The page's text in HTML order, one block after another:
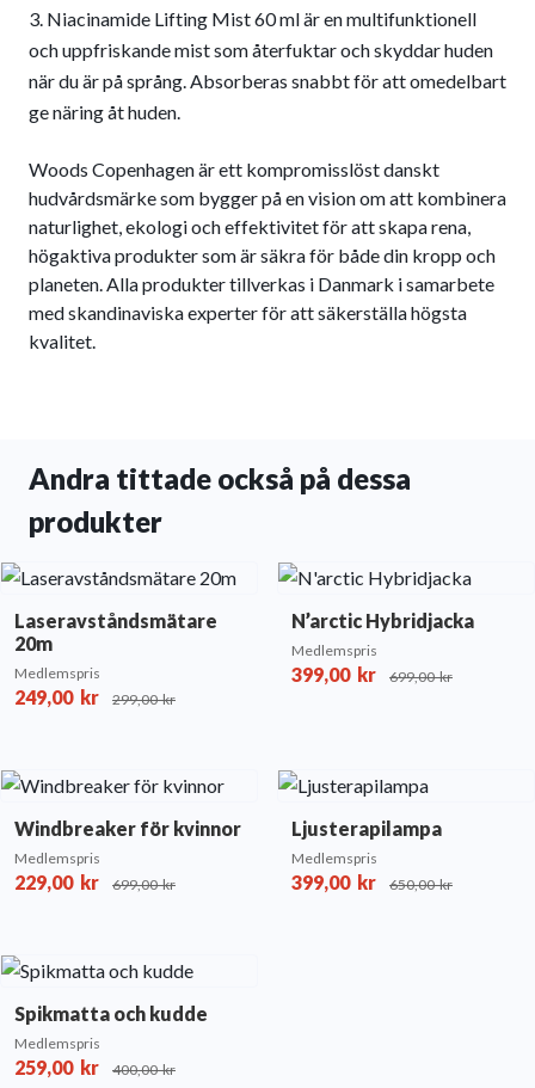
Niacinamide Lifting Mist 60 ml är en multifunktionell
och uppfriskande mist som återfuktar och skyddar huden
när du är på språng. Absorberas snabbt för att omedelbart
ge näring åt huden.
Woods Copenhagen är ett kompromisslöst danskt
hudvårdsmärke som bygger på en vision om att kombinera
naturlighet, ekologi och effektivitet för att skapa rena,
högaktiva produkter som är säkra för både din kropp och
planeten. Alla produkter tillverkas i Danmark i samarbete
med skandinaviska experter för att säkerställa högsta
kvalitet.
Andra tittade också på dessa
produkter
Laseravståndsmätare
20m
Medlemspris
249,00 kr 299,00kr
N’arctic Hybridjacka
Medlemspris
399,00 kr 699,00kr
Windbreaker för kvinnor
Medlemspris
229,00 kr 699,00kr
Ljusterapilampa
Medlemspris
399,00 kr 650,00kr
Spikmatta och kudde
Medlemspris
259,00 kr 400,00kr